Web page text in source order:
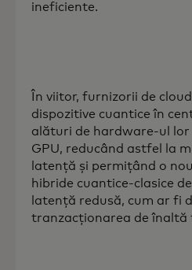
ineficiente.
În viitor, furnizorii de
dispozitive cuantice în
alături de hardware-ul lor
GPU, reducând astfel la
latență și permițând o
hibride cuantice-clasice
latență redusă, cum ar fi
tranzacționarea de înaltă